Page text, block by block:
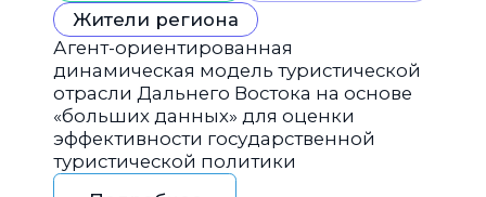
Жители региона
Агент-ориентированная
динамическая модель туристической
отрасли Дальнего Востока на основе
«больших данных» для оценки
эффективности государственной
туристической политики